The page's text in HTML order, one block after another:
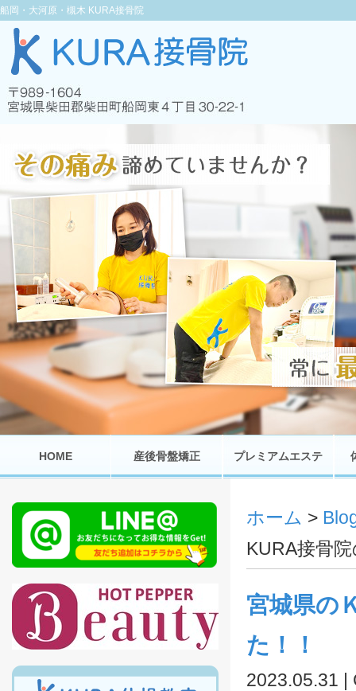
船岡・大河原・槻木 KURA接骨院
HOME 産後骨盤矯正 プレミアムエステ
ホーム >
KURA接骨
宮城県の
た！！
2023.05.31